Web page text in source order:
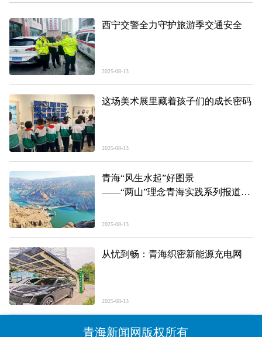
西宁交警全力守护旅游季交通安全
2025-08-13
这场美术展里藏着孩子们的成长密码
2025-08-13
青海“风生水起”好图景
——“两山”理念青海实践系列报道之
2025-08-13
从忧到畅：青海织密新能源充电网
2025-08-13
青海新闻网版权所有